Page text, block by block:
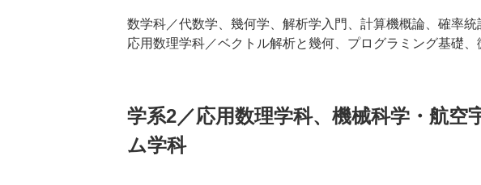
数学科／代数学、幾何学、解析学入門、計算機概論、確率
応用数理学科／ベクトル解析と幾何、プログラミング基礎
学系2／応用数理学科、機械科学・航空
ム学科